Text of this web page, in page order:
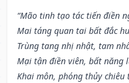
“Mão tinh tạo tác tiến điền
Mai táng quan tai bất đắc
Trùng tang nhị nhật, tam
Mại tận điền viên, bất năng
Khai môn, phóng thủy chiêu